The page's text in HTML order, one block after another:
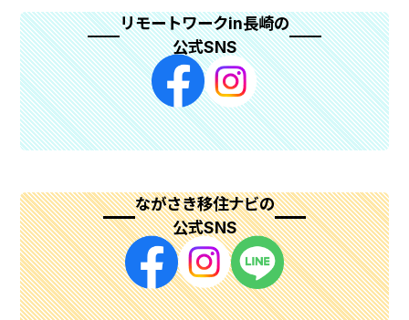
リモートワークin長崎の
公式SNS
ながさき移住ナビの
公式SNS